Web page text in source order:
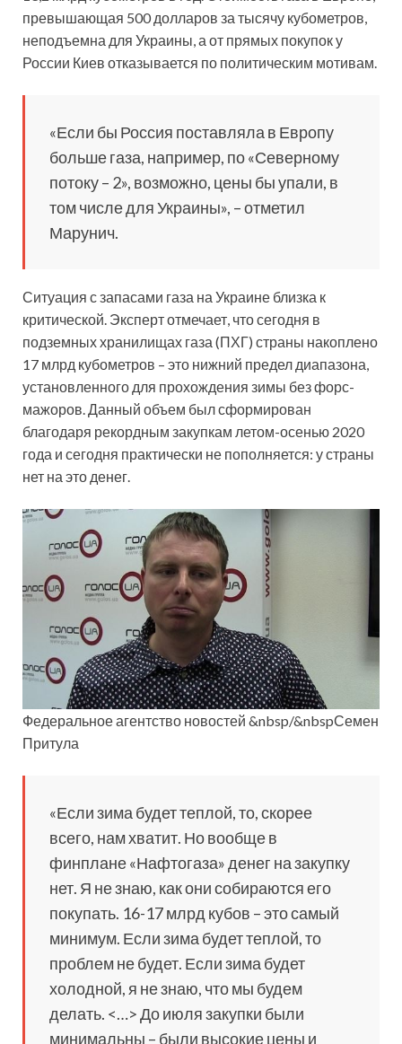
превышающая 500 долларов за тысячу кубометров,
неподъемна для Украины, а от прямых покупок у
России Киев отказывается по политическим мотивам.
«Если бы Россия поставляла в Европу
больше газа, например, по «Северному
потоку – 2», возможно, цены бы упали, в
том числе для Украины», – отметил
Марунич.
Ситуация с запасами газа на Украине близка к
критической. Эксперт отмечает, что сегодня в
подземных хранилищах газа (ПХГ) страны накоплено
17 млрд кубометров – это нижний предел диапазона,
установленного для прохождения зимы без форс-
мажоров. Данный объем был сформирован
благодаря рекордным закупкам летом-осенью 2020
года и сегодня практически не пополняется: у страны
нет на это денег.
Федеральное агентство новостей &nbsp/&nbspСемен
Притула
«Если зима будет теплой, то, скорее
всего, нам хватит. Но вообще в
финплане «Нафтогаза» денег на закупку
нет. Я не знаю, как они собираются его
покупать. 16-17 млрд кубов – это самый
минимум. Если зима будет теплой, то
проблем не будет. Если зима будет
холодной, я не знаю, что мы будем
делать. <…> До июля закупки были
минимальны – были высокие цены и